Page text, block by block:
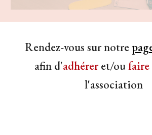
Rendez-vous sur notre
afin d'adhéreret/ou
l'association